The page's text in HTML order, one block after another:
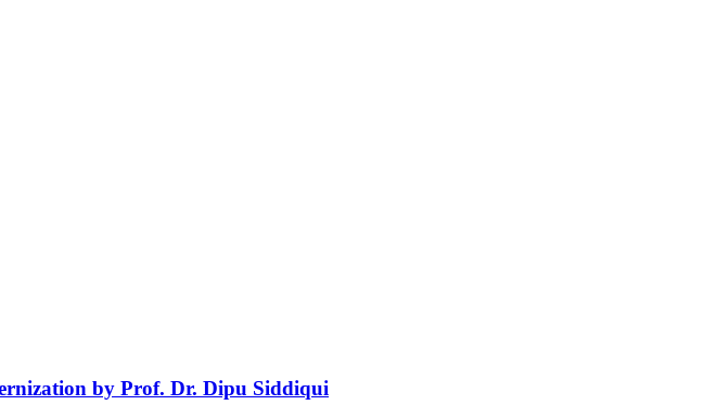
by Prof. Dr. Dipu Siddiqui